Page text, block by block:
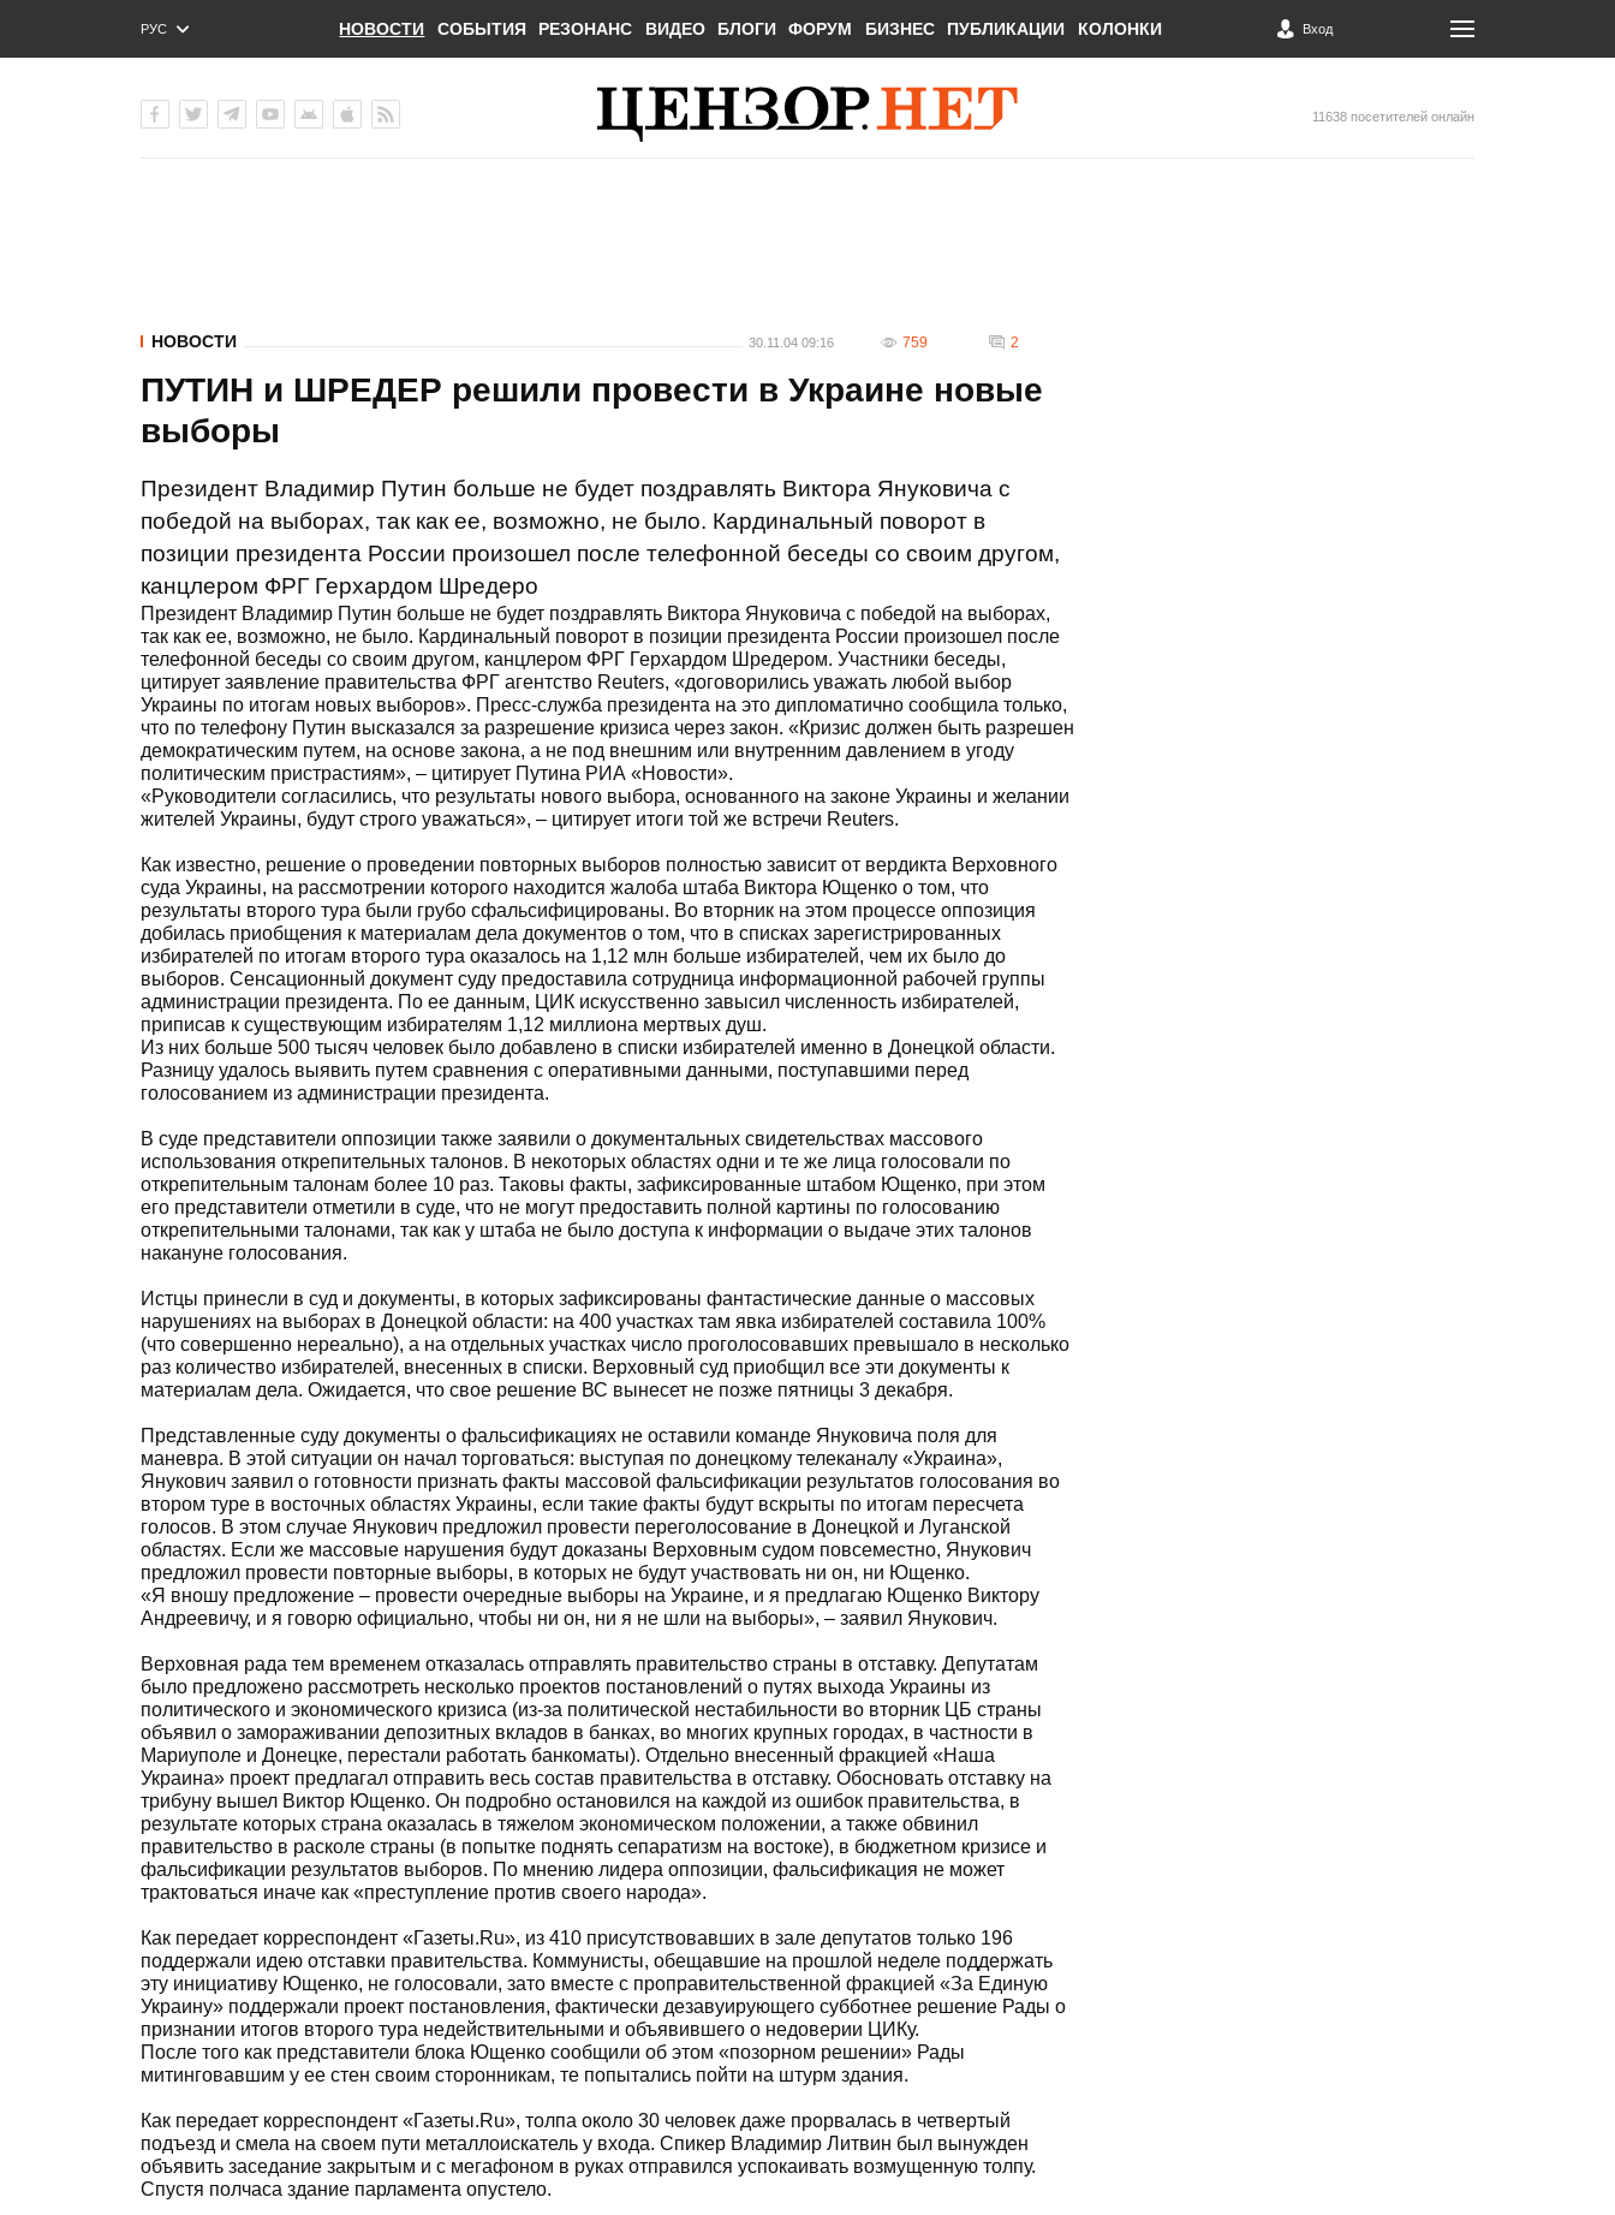
РУС
ENG
НОВОСТИ СОБЫТИЯ РЕЗОНАНС ВИДЕО БЛОГИ ФОРУМ БИЗНЕС ПУБЛИКАЦИИ КОЛОНКИ Вход
11638 посетителей онлайн
НОВОСТИ 30.11.04 09:16 759 2
ПУТИН и ШРЕДЕР решили провести в Украине новые
выборы
Президент Владимир Путин больше не будет поздравлять Виктора Януковича с
победой на выборах, так как ее, возможно, не было. Кардинальный поворот в
позиции президента России произошел после телефонной беседы со своим другом,
канцлером ФРГ Герхардом Шредеро
Президент Владимир Путин больше не будет поздравлять Виктора Януковича с победой на выборах,
так как ее, возможно, не было. Кардинальный поворот в позиции президента России произошел после
телефонной беседы со своим другом, канцлером ФРГ Герхардом Шредером. Участники беседы,
цитирует заявление правительства ФРГ агентство Reuters, «договорились уважать любой выбор
Украины по итогам новых выборов». Пресс-служба президента на это дипломатично сообщила только,
что по телефону Путин высказался за разрешение кризиса через закон. «Кризис должен быть разрешен
демократическим путем, на основе закона, а не под внешним или внутренним давлением в угоду
политическим пристрастиям», – цитирует Путина РИА «Новости».
«Руководители согласились, что результаты нового выбора, основанного на законе Украины и желании
жителей Украины, будут строго уважаться», – цитирует итоги той же встречи Reuters.
Как известно, решение о проведении повторных выборов полностью зависит от вердикта Верховного
суда Украины, на рассмотрении которого находится жалоба штаба Виктора Ющенко о том, что
результаты второго тура были грубо сфальсифицированы. Во вторник на этом процессе оппозиция
добилась приобщения к материалам дела документов о том, что в списках зарегистрированных
избирателей по итогам второго тура оказалось на 1,12 млн больше избирателей, чем их было до
выборов. Сенсационный документ суду предоставила сотрудница информационной рабочей группы
администрации президента. По ее данным, ЦИК искусственно завысил численность избирателей,
приписав к существующим избирателям 1,12 миллиона мертвых душ.
Из них больше 500 тысяч человек было добавлено в списки избирателей именно в Донецкой области.
Разницу удалось выявить путем сравнения с оперативными данными, поступавшими перед
голосованием из администрации президента.
В суде представители оппозиции также заявили о документальных свидетельствах массового
использования открепительных талонов. В некоторых областях одни и те же лица голосовали по
открепительным талонам более 10 раз. Таковы факты, зафиксированные штабом Ющенко, при этом
его представители отметили в суде, что не могут предоставить полной картины по голосованию
открепительными талонами, так как у штаба не было доступа к информации о выдаче этих талонов
накануне голосования.
Истцы принесли в суд и документы, в которых зафиксированы фантастические данные о массовых
нарушениях на выборах в Донецкой области: на 400 участках там явка избирателей составила 100%
(что совершенно нереально), а на отдельных участках число проголосовавших превышало в несколько
раз количество избирателей, внесенных в списки. Верховный суд приобщил все эти документы к
материалам дела. Ожидается, что свое решение ВС вынесет не позже пятницы 3 декабря.
Представленные суду документы о фальсификациях не оставили команде Януковича поля для
маневра. В этой ситуации он начал торговаться: выступая по донецкому телеканалу «Украина»,
Янукович заявил о готовности признать факты массовой фальсификации результатов голосования во
втором туре в восточных областях Украины, если такие факты будут вскрыты по итогам пересчета
голосов. В этом случае Янукович предложил провести переголосование в Донецкой и Луганской
областях. Если же массовые нарушения будут доказаны Верховным судом повсеместно, Янукович
предложил провести повторные выборы, в которых не будут участвовать ни он, ни Ющенко.
«Я вношу предложение – провести очередные выборы на Украине, и я предлагаю Ющенко Виктору
Андреевичу, и я говорю официально, чтобы ни он, ни я не шли на выборы», – заявил Янукович.
Верховная рада тем временем отказалась отправлять правительство страны в отставку. Депутатам
было предложено рассмотреть несколько проектов постановлений о путях выхода Украины из
политического и экономического кризиса (из-за политической нестабильности во вторник ЦБ страны
объявил о замораживании депозитных вкладов в банках, во многих крупных городах, в частности в
Мариуполе и Донецке, перестали работать банкоматы). Отдельно внесенный фракцией «Наша
Украина» проект предлагал отправить весь состав правительства в отставку. Обосновать отставку на
трибуну вышел Виктор Ющенко. Он подробно остановился на каждой из ошибок правительства, в
результате которых страна оказалась в тяжелом экономическом положении, а также обвинил
правительство в расколе страны (в попытке поднять сепаратизм на востоке), в бюджетном кризисе и
фальсификации результатов выборов. По мнению лидера оппозиции, фальсификация не может
трактоваться иначе как «преступление против своего народа».
Как передает корреспондент «Газеты.Ru», из 410 присутствовавших в зале депутатов только 196
поддержали идею отставки правительства. Коммунисты, обещавшие на прошлой неделе поддержать
эту инициативу Ющенко, не голосовали, зато вместе с проправительственной фракцией «За Единую
Украину» поддержали проект постановления, фактически дезавуирующего субботнее решение Рады о
признании итогов второго тура недействительными и объявившего о недоверии ЦИКу.
После того как представители блока Ющенко сообщили об этом «позорном решении» Рады
митинговавшим у ее стен своим сторонникам, те попытались пойти на штурм здания.
Как передает корреспондент «Газеты.Ru», толпа около 30 человек даже прорвалась в четвертый
подъезд и смела на своем пути металлоискатель у входа. Спикер Владимир Литвин был вынужден
объявить заседание закрытым и с мегафоном в руках отправился успокаивать возмущенную толпу.
Спустя полчаса здание парламента опустело.